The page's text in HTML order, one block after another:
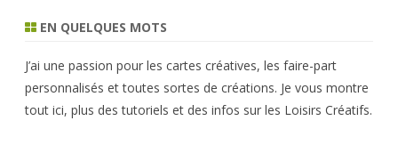
EN QUELQUES MOTS
J’ai une passion pour les cartes créatives, les faire-part
personnalisés et toutes sortes de créations. Je vous montre
tout ici, plus des tutoriels et des infos sur les Loisirs Créatifs.